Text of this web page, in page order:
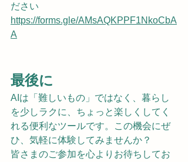
ださい
https://forms.gle/AMsAQKPPF1NkoCbA
A
最後に
AIは「難しいもの」ではなく、暮らし
を少しラクに、ちょっと楽しくしてく
れる便利なツールです。この機会にぜ
ひ、気軽に体験してみませんか？
皆さまのご参加を心よりお待ちしてお